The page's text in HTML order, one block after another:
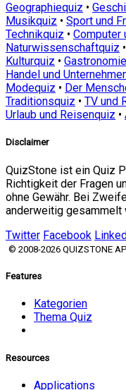
Geographiequiz •
Musikquiz • Sport und
Technikquiz • Computer
Naturwissenschaftquiz •
Kulturquiz •
Handel und
Modequiz • Der
Traditionsquiz • TV und
Urlaub und Reisenquiz •
Disclaimer
QuizStone ist ein Quiz
Richtigkeit der Fragen
ohne Gewähr. Bei
anderweitig gesammelt
Twitter Facebook
© 2008-2026 QUIZSTONE
Features
Kategorien
Thema Quiz
Resources
Applications